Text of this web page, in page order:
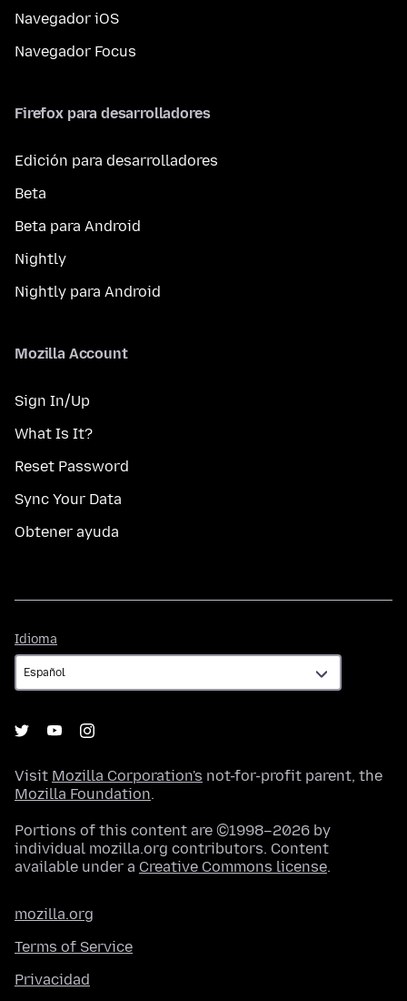
Navegador iOS
Navegador Focus
Firefox para desarrolladores
Edición para desarrolladores
Beta
Beta para Android
Nightly
Nightly para Android
Mozilla Account
Sign In/Up
What Is It?
Reset Password
Sync Your Data
Obtener ayuda
Idioma
Visit Mozilla Corporation's not-for-profit parent, the
Mozilla Foundation.
Portions of this content are ©1998–2026 by
individual mozilla.org contributors. Content
available under a Creative Commons license.
mozilla.org
Terms of Service
Privacidad